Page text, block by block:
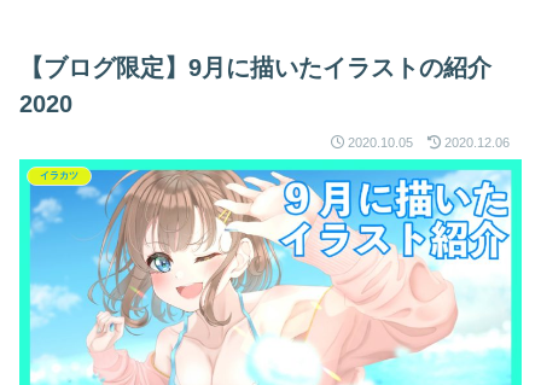
【ブログ限定】9月に描いたイラストの紹介
2020
2020.10.05 2020.12.06
イラカツ